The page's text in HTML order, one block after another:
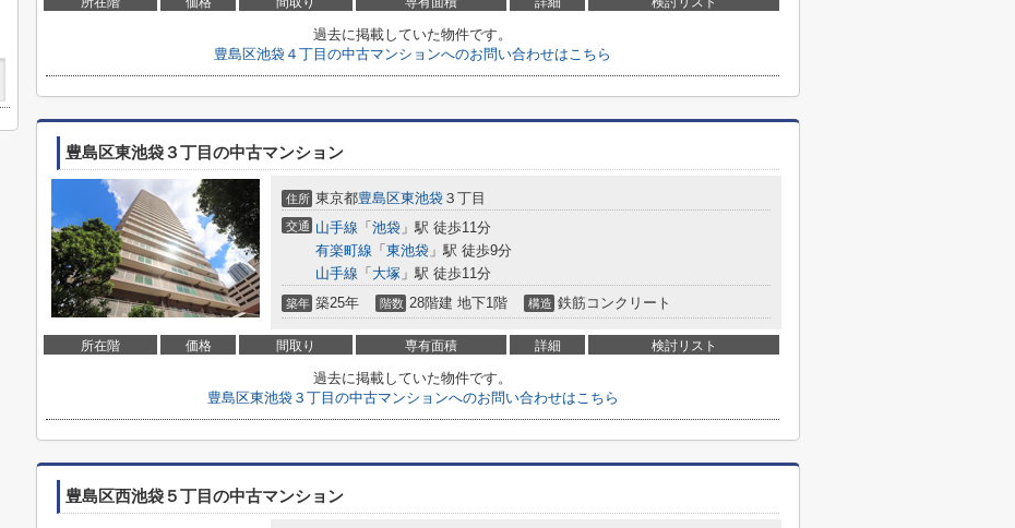
過去に掲載していた物件です。
豊島区池袋４丁目の中古マンションへのお問い合わせはこちら
豊島区東池袋３丁目の中古マンション
住所 東京都豊島区東池袋 ３丁目
交通 山手線 「 池袋 」駅 徒歩11分
有楽町線 「 東池袋 」駅 徒歩9分
山手線 「 大塚 」駅 徒歩11分
築年 築25年 階数 28階建 地下1階 構造 鉄筋コンクリート
所在階 価格 間取り 専有面積 詳細 検討リスト
過去に掲載していた物件です。
豊島区東池袋３丁目の中古マンションへのお問い合わせはこちら
豊島区西池袋５丁目の中古マンション